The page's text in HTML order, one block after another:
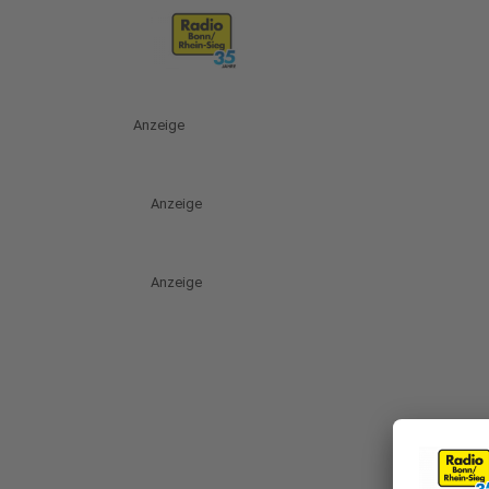
Anzeige
Anzeige
Anzeige